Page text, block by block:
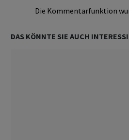
Die Kommentarfunktion
DAS KÖNNTE SIE AUCH